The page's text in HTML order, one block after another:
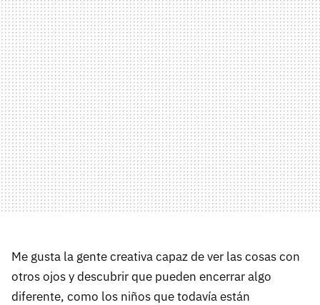
Me gusta la gente creativa capaz de ver las cosas con
otros ojos y descubrir que pueden encerrar algo
diferente, como los niños que todavía están